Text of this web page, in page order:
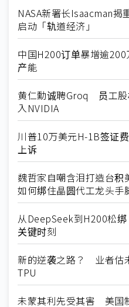
NASA新署长Isaacman
启动「轨道经济」
中国H200订单暴增逾
产能
黄仁勳诚聘Groq 员工股
入NVIDIA
川普10万美元H-1B签证
上诉
魏哲家自嘲含泪打造台
如何绑住晶圆代工龙头手
从DeepSeek到H200松
关键时刻
新的逆袭之路？ 业者估
TPU
未蒙其利先受其害 美国